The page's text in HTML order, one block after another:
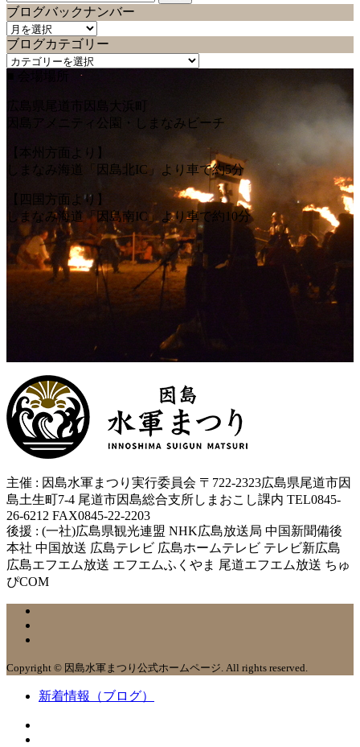
索:
ブログバックナンバー
ブ
ロ
グ
ク
ン
バ
ー
ブログカテゴリー
ブ
カ
ゴ
リ
ー
■ 会場場所
広島県尾道市因島大浜町
因島アメニティ公園・しまなみビーチ
【本州方面より】
しまなみ海道「因島北IC」より車で約5分
【四国方面より】
しまなみ海道「因島南IC」より車で約10分
主催 : 因島水軍まつり実行委員会 〒722-2323広島県尾道市因
島土生町7-4 尾道市因島総合支所しまおこし課内 TEL0845-
26-6212 FAX0845-22-2203
後援 : (一社)広島県観光連盟 NHK広島放送局 中国新聞備後
本社 中国放送 広島テレビ 広島ホームテレビ テレビ新広島
広島エフエム放送 エフエムふくやま 尾道エフエム放送 ちゅ
ぴCOM
Copyright © 因島水軍まつり公式ホームページ. All rights reserved.
新着情報（ブログ）